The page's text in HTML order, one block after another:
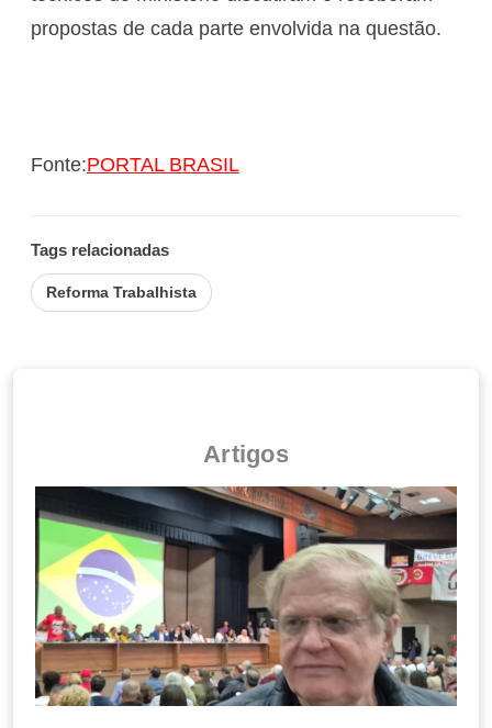
propostas de cada parte envolvida na questão.
Fonte:PORTAL BRASIL
Tags relacionadas
Reforma Trabalhista
Artigos